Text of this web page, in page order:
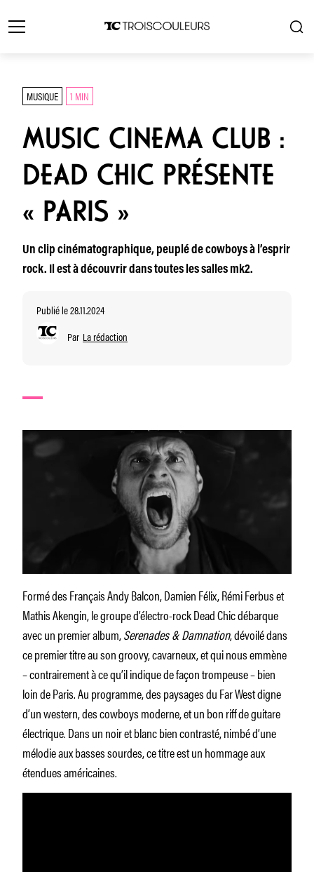
MUSIQUE 1 MIN
MUSIC CINEMA CLUB :
DEAD CHIC PRÉSENTE
« PARIS »
Un clip cinématographique, peuplé de cowboys à l’esprir
rock. Il est à découvrir dans toutes les salles mk2.
Publié le 28.11.2024
Par La rédaction
Formé des Français Andy Balcon, Damien Félix, Rémi Ferbus et
Mathis Akengin, le groupe d’électro-rock Dead Chic débarque
avec un premier album,Serenades & Damnation, dévoilé dans
ce premier titre au son groovy, cavarneux, et qui nous emmène
– contrairement à ce qu’il indique de façon trompeuse – bien
loin de Paris. Au programme, des paysages du Far West digne
d’un western, des cowboys moderne, et un bon riff de guitare
électrique. Dans un noir et blanc bien contrasté, nimbé d’une
mélodie aux basses sourdes, ce titre est un hommage aux
étendues américaines.